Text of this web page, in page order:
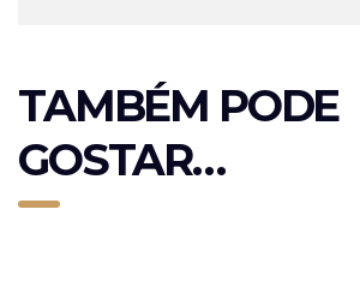
TAMBÉM PODE
GOSTAR…